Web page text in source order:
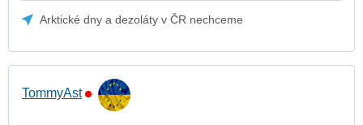
Arktické dny a dezoláty v ČR nechceme
TommyAst